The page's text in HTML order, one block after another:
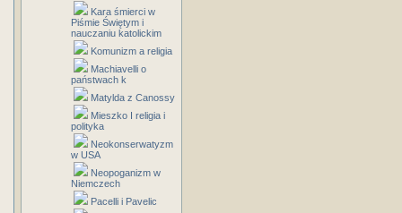
Kara śmierci w
Piśmie Świętym i
nauczaniu katolickim
Komunizm a religia
Machiavelli o
państwach k
Matylda z Canossy
Mieszko I religia i
polityka
Neokonserwatyzm
w USA
Neopoganizm w
Niemczech
Pacelli i Pavelic